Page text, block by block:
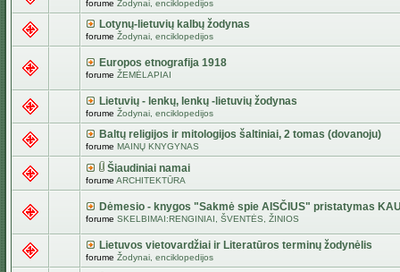
forume Žodynai, enciklopedijos
Lotynų-lietuvių kalbų žodynas
forume Žodynai, enciklopedijos
Europos etnografija 1918
forume ŽEMĖLAPIAI
Lietuvių - lenkų, lenkų -lietuvių žodynas
forume Žodynai, enciklopedijos
Baltų religijos ir mitologijos šaltiniai, 2 tomas (dovanoju)
forume MAINŲ KNYGYNAS
Šiaudiniai namai
forume ARCHITEKTŪRA
Dėmesio - knygos "Sakmė spie AISČIUS" pristatymas
forume SKELBIMAI:RENGINIAI, ŠVENTĖS, ŽINIOS
Lietuvos vietovardžiai ir Literatūros terminų žodynėlis
forume Žodynai, enciklopedijos